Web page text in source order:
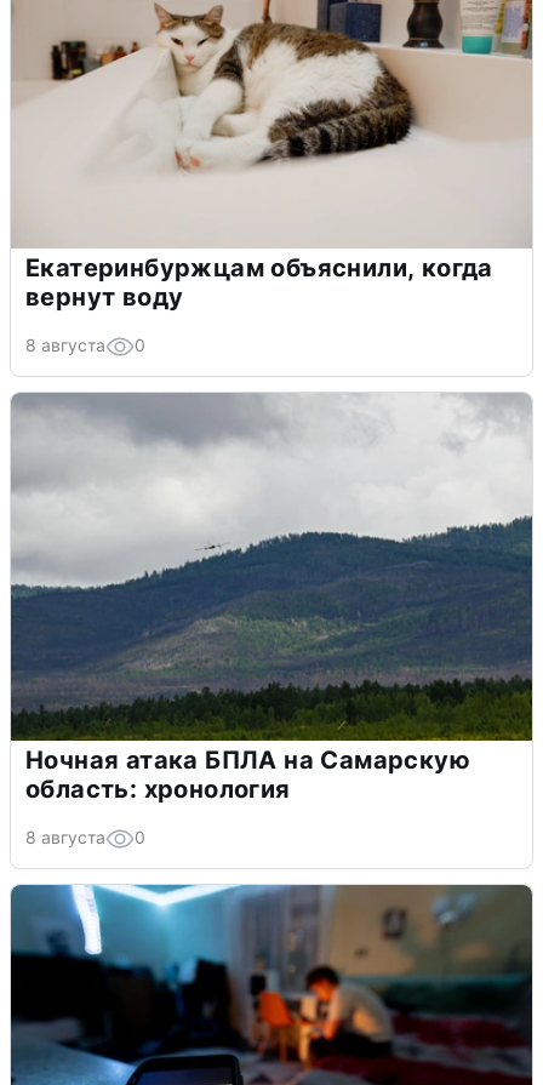
Екатеринбуржцам объяснили, когда
вернут воду
8 августа 0
Ночная атака БПЛА на Самарскую
область: хронология
8 августа 0